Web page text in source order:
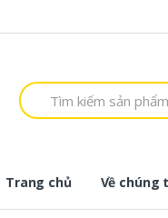
S
e
f
Trang chủ Về chúng